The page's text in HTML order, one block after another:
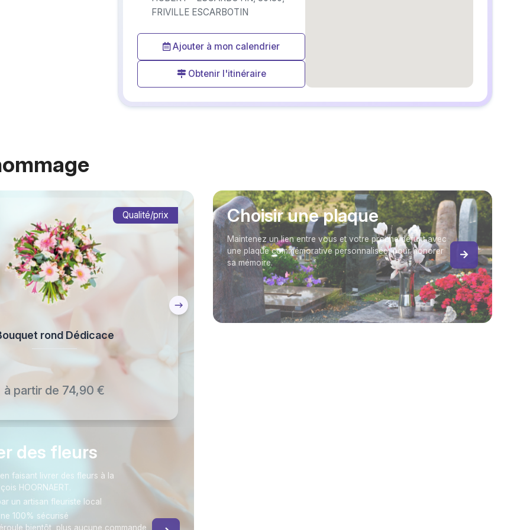
FRIVILLE ESCARBOTIN
Ajouter à mon calendrier
Obtenir l'itinéraire
Qualité/prix
rond Dédicace
à partir de 74,90 €
Petit Budget
des fleurs
faisant livrer des fleurs à la
HOORNAERT.
un artisan fleuriste local
100% sécurisé
bientôt, plus aucune commande
Choisir une plaque
Maintenez un lien entre vous et votre proche défunt avec
une plaque commémorative personnalisée, pour honorer
sa mémoire.